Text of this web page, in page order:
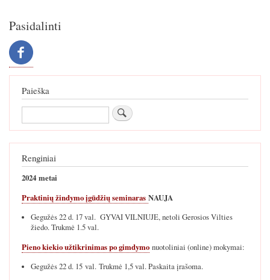
Pasidalinti
Paieška
Paieška
Renginiai
2024 metai
Praktinių žindymo įgūdžių seminaras NAUJA
Gegužės 22 d. 17 val. GYVAI VILNIUJE, netoli Gerosios Vilties
žiedo. Trukmė 1.5 val.
Pieno kiekio užtikrinimas po gimdymo nuotoliniai (online) mokymai:
Gegužės 22 d. 15 val. Trukmė 1,5 val. Paskaita įrašoma.